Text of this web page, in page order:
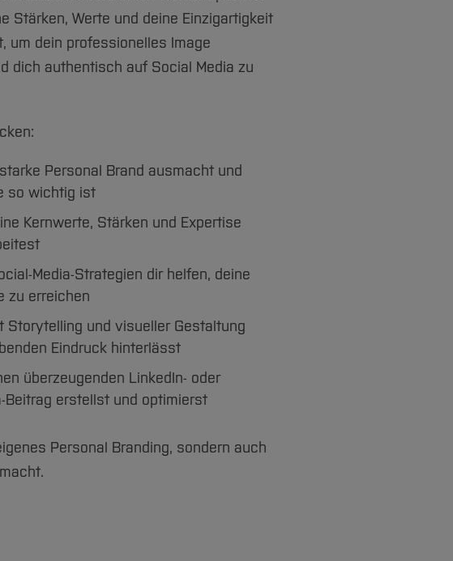
Stärken, Werte und deine Einzigartigkeit
um dein professionelles Image
dich authentisch auf Social Media zu
Personal Brand ausmacht und
so wichtig ist
Kernwerte, Stärken und Expertise
Media-Strategien dir helfen, deine
zu erreichen
Storytelling und visueller Gestaltung
Eindruck hinterlässt
überzeugenden LinkedIn- oder
Beitrag erstellst und optimierst
Personal Branding, sondern auch